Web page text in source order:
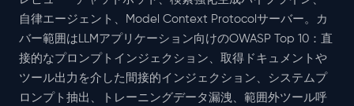
自律エージェント、Model Context Protocolサーバー。カ
バー範囲はLLMアプリケーション向けのOWASP Top 10：直
接的なプロンプトインジェクション、取得ドキュメントや
ツール出力を介した間接的インジェクション、システムプ
ロンプト抽出、トレーニングデータ漏洩、範囲外ツール呼